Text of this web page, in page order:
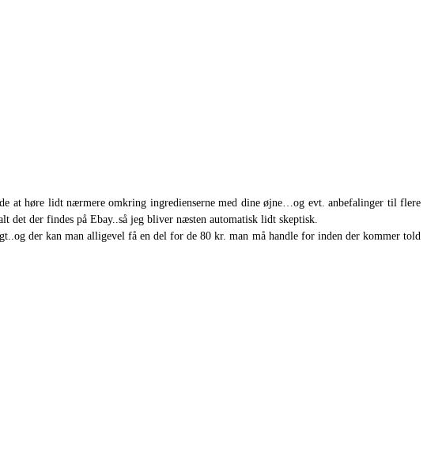
at høre lidt nærmere omkring ingredienserne med dine øjne…og evt. anbefalinger til flere
der findes på Ebay..så jeg bliver næsten automatisk lidt skeptisk.
der kan man alligevel få en del for de 80 kr. man må handle for inden der kommer told